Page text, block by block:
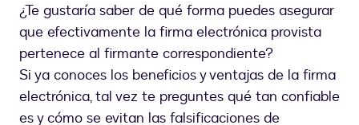
a
una
cuenta
online
su
¿Te gustaría saber de qué forma puedes asegurar
que efectivamente la firma electrónica provista
pertenece al firmante correspondiente?
Si ya conoces los beneficios y ventajas de la firma
electrónica, tal vez te preguntes qué tan confiable
es y cómo se evitan las falsificaciones de